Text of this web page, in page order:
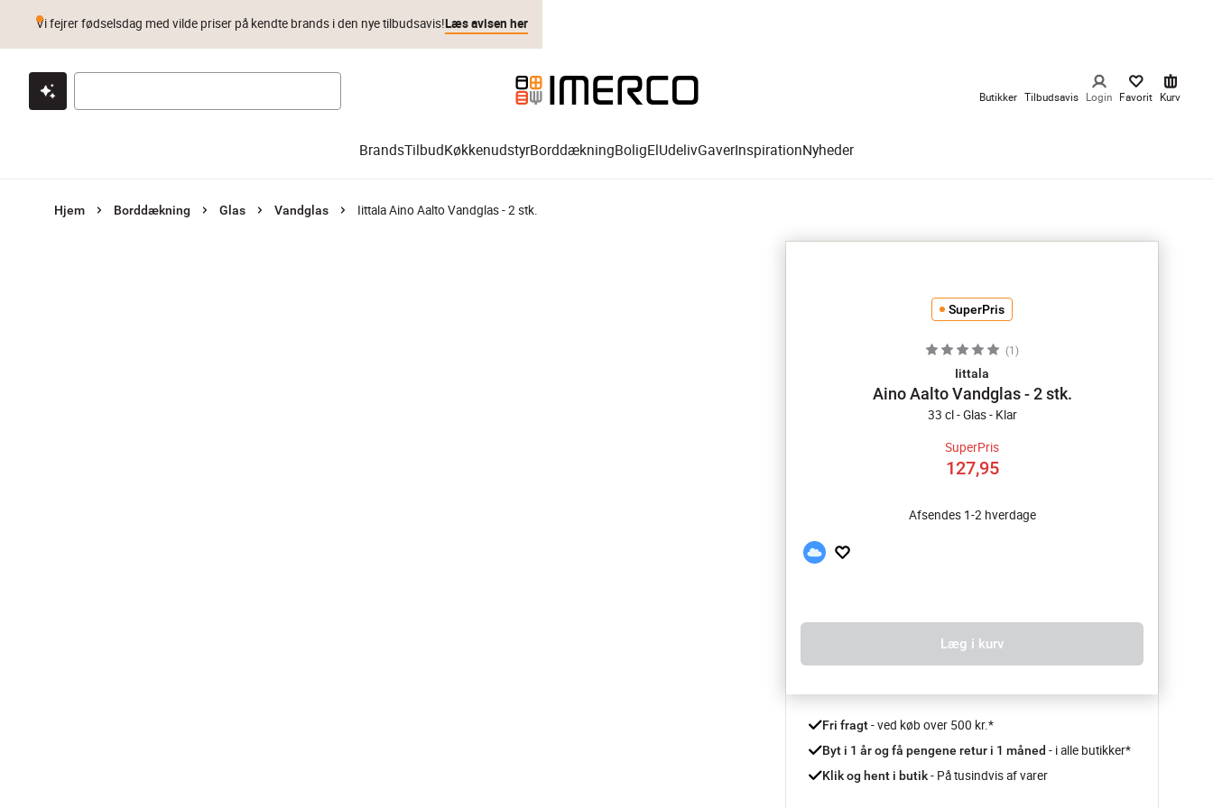
Klik & hent Byt i 1 år Prismatch
Vi fejrer fødselsdag med vilde priser på kendte brands i den nye tilbudsavis!Læs avisen her
Butikker Tilbudsavis Login Favorit Kurv
BrandsTilbudKøkkenudstyrBorddækningBoligElUdelivGaverInspirationNyheder
Hjem Borddækning Glas Vandglas Iittala Aino Aalto Vandglas - 2 stk.
SuperPris
(1 )
Iittala
Aino Aalto Vandglas - 2 stk.
33 cl - Glas - Klar
SuperPris
127,95
Afsendes 1-2 hverdage
Læg i kurv
Fri fragt - ved køb over 500 kr.*
Byt i 1 år og få pengene retur i 1 måned - i alle butikker*
Klik og hent i butik - På tusindvis af varer